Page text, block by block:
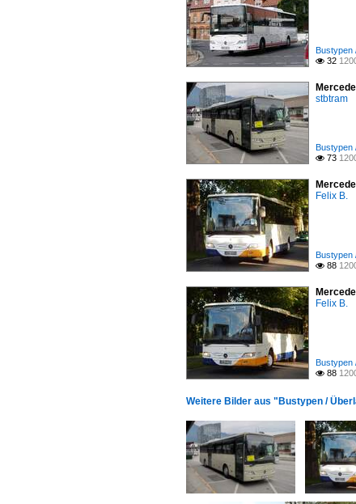
Bustypen
 32
stbtram
Bustypen
 73
Felix B.
Bustypen
 88
Felix B.
Bustypen
 88
Weitere Bilder aus "Bustypen /